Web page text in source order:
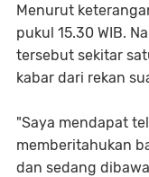
Menurut
pukul 15.30 WIB.
tersebut sekitar
kabar dari rekan
"Saya mendapat
memberitahukan
dan sedang